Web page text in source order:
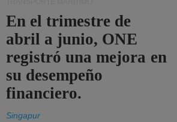
En el trimestre de
abril a junio, ONE
registró una mejora en
su desempeño
financiero.
Singapur